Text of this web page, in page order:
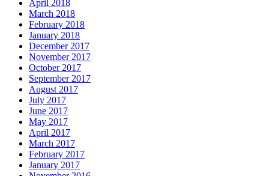
April 2018
March 2018
February 2018
January 2018
December 2017
November 2017
October 2017
September 2017
August 2017
July 2017
June 2017
May 2017
April 2017
March 2017
February 2017
January 2017